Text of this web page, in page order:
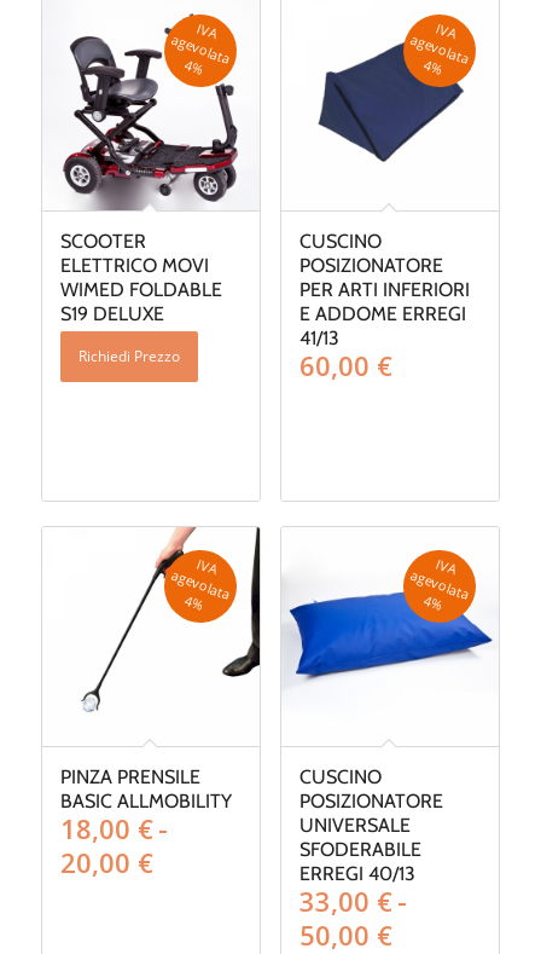
SCOOTER
ELETTRICO MOVI
WIMED FOLDABLE
S19 DELUXE
Richiedi Prezzo
IV
A
a
g
e
v
o
la
ta
4
%
CUSCINO
POSIZIONATORE
PER ARTI INFERIORI
E ADDOME ERREGI
41/13
60,00 €
IV
A
a
g
e
v
o
la
ta
4
%
PINZA PRENSILE
BASIC ALLMOBILITY
18,00 €-
20,00 €Fascia
IV
A
a
g
e
v
o
la
ta
4
%
CUSCINO
POSIZIONATORE
UNIVERSALE
SFODERABILE
ERREGI 40/13
33,00 €-
50,00 €Fascia
IV
A
a
g
e
v
o
la
ta
4
%